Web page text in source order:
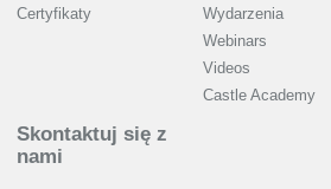
Certyfikaty
Wydarzenia
Webinars
Videos
Castle Academy
Skontaktuj się z
nami